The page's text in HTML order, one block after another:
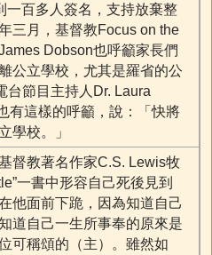
一百多人簽名，支持放棄整
三月，基督教Focus on the
Dobson也呼籲家長們
公立學校，尤其是羅省的公
台節目主持人Dr. Laura
有這樣的呼籲，說：「快將
學校。」
督教著名作家C.S. Lewis牧
一書中形容自己死後見到
他面前下跪，因為知道自己
道自己一生所事奉的原來是
可稱頌的（主）。雖然如